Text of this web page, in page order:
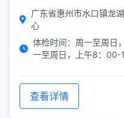
广东省惠州市水口镇龙
心
体检时间：周一至周日
一至周日，上午8：00-
查看详情